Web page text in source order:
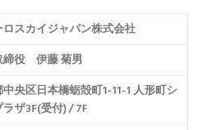
ロスカイジャパン株式会社
締役 伊藤 菊男
央区日本橋蛎殻町1-11-1 人形町シ
ザ3F(受付) / 7F